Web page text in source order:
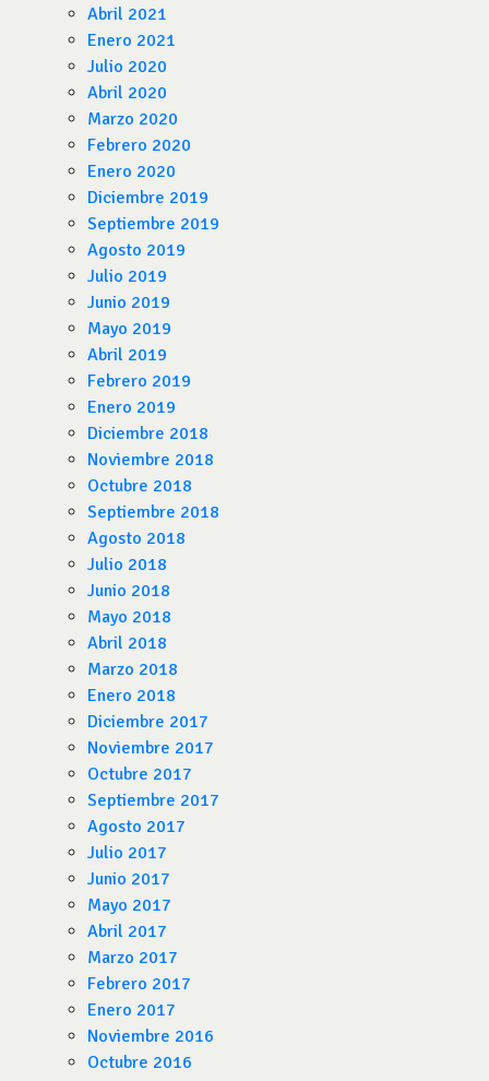
Abril 2021
Enero 2021
Julio 2020
Abril 2020
Marzo 2020
Febrero 2020
Enero 2020
Diciembre 2019
Septiembre 2019
Agosto 2019
Julio 2019
Junio 2019
Mayo 2019
Abril 2019
Febrero 2019
Enero 2019
Diciembre 2018
Noviembre 2018
Octubre 2018
Septiembre 2018
Agosto 2018
Julio 2018
Junio 2018
Mayo 2018
Abril 2018
Marzo 2018
Enero 2018
Diciembre 2017
Noviembre 2017
Octubre 2017
Septiembre 2017
Agosto 2017
Julio 2017
Junio 2017
Mayo 2017
Abril 2017
Marzo 2017
Febrero 2017
Enero 2017
Noviembre 2016
Octubre 2016